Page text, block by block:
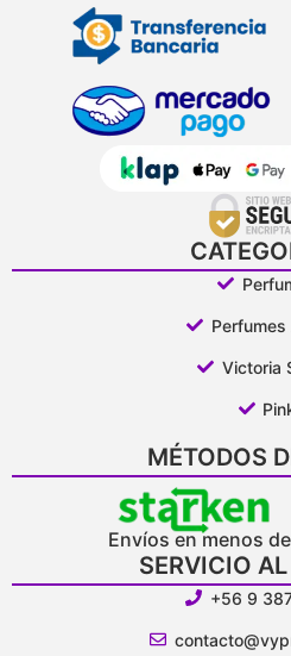
Victoria
MÉTODOS
Envíos en menos
SERVICIO
+56 9